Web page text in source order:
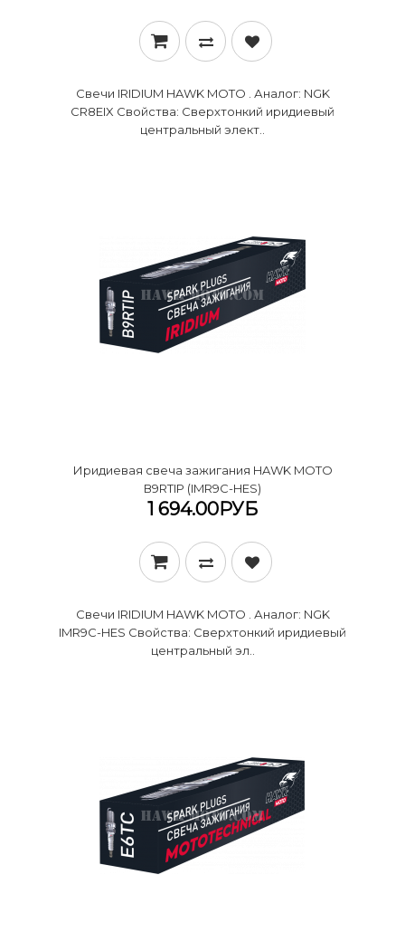
Свечи IRIDIUM HAWK MOTO . Аналог: NGK
CR8EIX Свойства: Сверхтонкий иридиевый
центральный элект..
Иридиевая свеча зажигания HAWK MOTO
В9RTIP (IMR9C-HES)
1 694.00РУБ
Свечи IRIDIUM HAWK MOTO . Аналог: NGK
IMR9C-HES Свойства: Сверхтонкий иридиевый
центральный эл..